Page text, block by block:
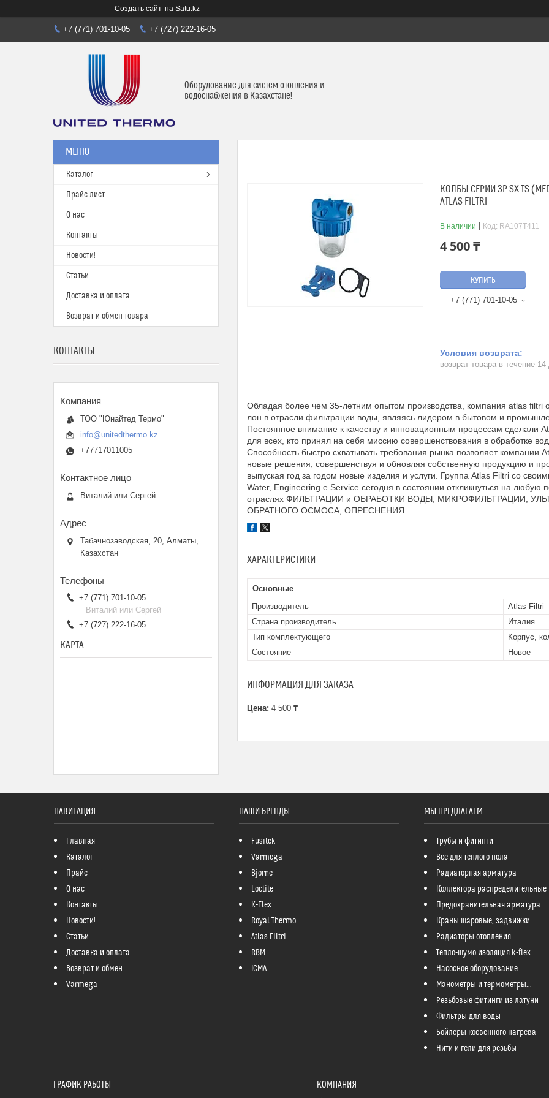
Создать сайт на Satu.kz
+7 (771) 701-10-05 +7 (727) 222-16-05
Оборудование для систем отопления и
водоснабжения в Казахстане!
КОЛБЫ СЕРИИ 3P SX TS
ATLAS FILTRI
В наличии Код: RA107T411
4 500 ₸
КУПИТЬ
+7 (771) 701-10-05
возврат товара в течение
Обладая более чем 35-летним опытом производства, компания atlas filtri
лон в отрасли фильтрации воды, являясь лидером в бытовом и
Постоянное внимание к качеству и инновационным процессам сделали
для всех, кто принял на себя миссию совершенствования в обработке
Способность быстро схватывать требования рынка позволяет компании
новые решения, совершенствуя и обновляя собственную продукцию и
выпуская год за годом новые изделия и услуги. Группа Atlas Filtri со
Water, Engineering e Service сегодня в состоянии откликнуться на любую
отраслях ФИЛЬТРАЦИИ и ОБРАБОТКИ ВОДЫ, МИКРОФИЛЬТРАЦИИ,
ОБРАТНОГО ОСМОСА, ОПРЕСНЕНИЯ.
ХАРАКТЕРИСТИКИ
Основные
Производитель
Atlas Filtri
Страна производитель
Италия
Тип комплектующего
Корпус,
Состояние
Новое
ИНФОРМАЦИЯ ДЛЯ ЗАКАЗА
Цена: 4 500 ₸
Каталог
Прайс лист
О нас
Контакты
Новости!
Статьи
Доставка и оплата
Возврат и обмен товара
КОНТАКТЫ
ТОО "Юнайтед Термо"
info@unitedthermo.kz
+77717011005
Виталий или Сергей
Табачнозаводская, 20, Алматы,
Казахстан
+7 (771) 701-10-05
Виталий или Сергей
+7 (727) 222-16-05
КАРТА
НАВИГАЦИЯ
Главная
Каталог
Прайс
О нас
Контакты
Новости!
Статьи
Доставка и оплата
Возврат и обмен
Varmega
НАШИ БРЕНДЫ
Fusitek
Varmega
Bjorne
Loctite
K-Flex
Royal Thermo
Atlas Filtri
RBM
ICMA
МЫ ПРЕДЛАГАЕМ
Трубы и фитинги
Все для теплого пола
Радиаторная арматура
Коллектора распределительные
Предохранительная арматура
Краны шаровые, задвижки
Радиаторы отопления
Тепло-шумо изоляция k-flex
Насосное оборудование
Манометры и термометры...
Резьбовые фитинги из латуни
Фильтры для воды
Бойлеры косвенного нагрева
Нити и гели для резьбы
ГРАФИК РАБОТЫ